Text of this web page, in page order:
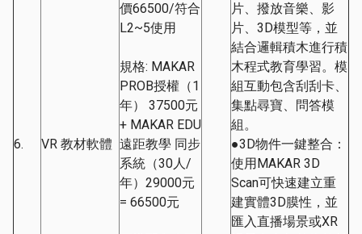
6. VR 教材軟體
價66500/符合
L2~5使用
規格: MAKAR
PROB授權（1
年） 37500元
+ MAKAR EDU
遠距教學 同步
系統（30人/
年）29000元
= 66500元
片、撥放音樂、影
片、3D模型等，並
結合邏輯積木進行積
木程式教育學習。模
組互動包含刮刮卡、
集點尋寶、問答模
組。
●3D物件一鍵整合：
使用MAKAR 3D
Scan可快速建立重
建實體3D膜性，並
匯入直播場景或XR